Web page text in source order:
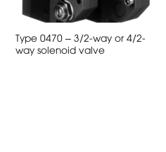
Type 0470 – 3/2-way or 4/2-
way solenoid valve